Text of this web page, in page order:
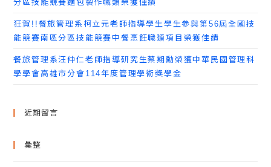
分區技能競賽麵包製作職類榮獲佳績
狂賀!!餐旅管理系柯立元老師指導學生學生參與第56屆全國技
能競賽南區分區技能競賽中餐烹飪職類項目榮獲佳績
餐旅管理系汪仲仁老師指導研究生蔡期勳榮獲中華民國管理科
學學會高雄市分會114年度管理學術獎學金
近期留言
彙整